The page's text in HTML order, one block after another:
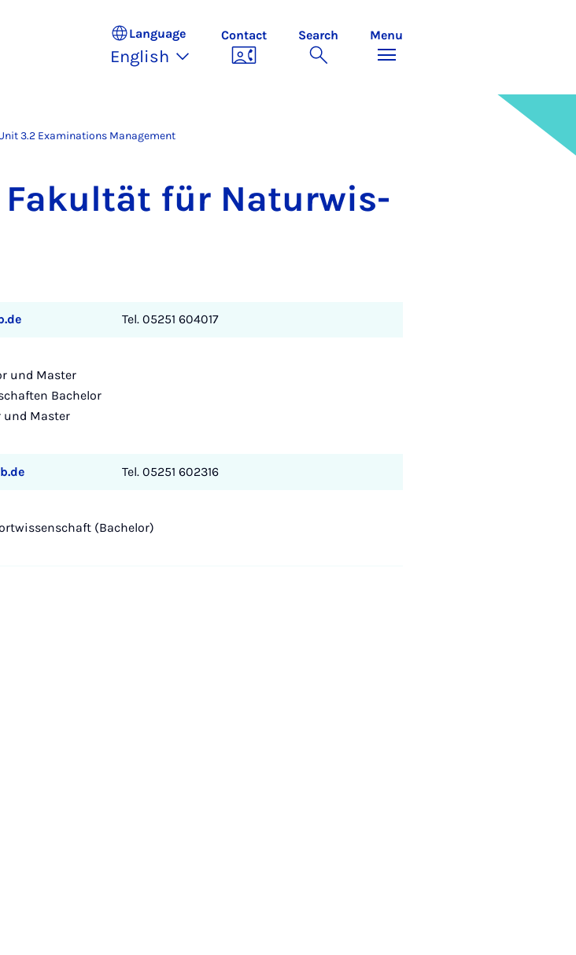
Language
English
Contact Search Menu
3.2 Examinations Management
Fak­ultät für Natur­wis­
Tel. 05251 604017
und Master
Bachelor
und Master
Tel. 05251 602316
(Bachelor)